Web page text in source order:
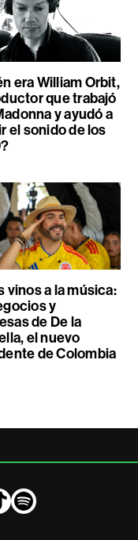
era William Orbit,
que trabajó
y ayudó a
el sonido de los
vinos a la música:
y
de De la
el nuevo
de Colombia